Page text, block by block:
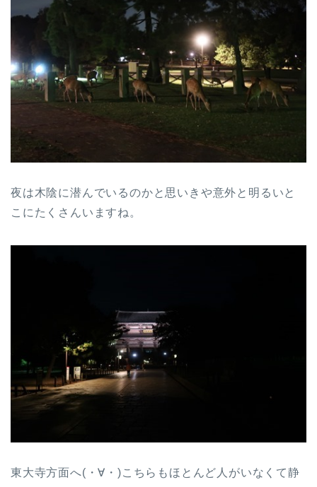
夜は木陰に潜んでいるのかと思いきや意外と明るいと
こにたくさんいますね。
東大寺方面へ(・∀・)こちらもほとんど人がいなくて静